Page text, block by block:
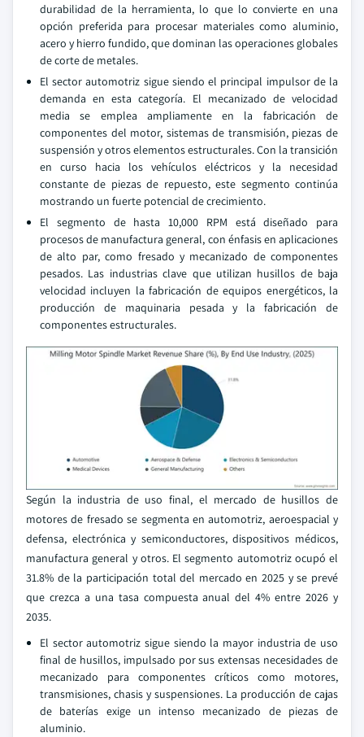
durabilidad de la herramienta, lo que lo convierte en una
opción preferida para procesar materiales como aluminio,
acero y hierro fundido, que dominan las operaciones globales
de corte de metales.
El sector automotriz sigue siendo el principal impulsor de la
demanda en esta categoría. El mecanizado de velocidad
media se emplea ampliamente en la fabricación de
componentes del motor, sistemas de transmisión, piezas de
suspensión y otros elementos estructurales. Con la transición
en curso hacia los vehículos eléctricos y la necesidad
constante de piezas de repuesto, este segmento continúa
mostrando un fuerte potencial de crecimiento.
El segmento de hasta 10,000 RPM está diseñado para
procesos de manufactura general, con énfasis en aplicaciones
de alto par, como fresado y mecanizado de componentes
pesados. Las industrias clave que utilizan husillos de baja
velocidad incluyen la fabricación de equipos energéticos, la
producción de maquinaria pesada y la fabricación de
componentes estructurales.
Según la industria de uso final, el mercado de husillos de
motores de fresado se segmenta en automotriz, aeroespacial y
defensa, electrónica y semiconductores, dispositivos médicos,
manufactura general y otros. El segmento automotriz ocupó el
31.8% de la participación total del mercado en 2025 y se prevé
que crezca a una tasa compuesta anual del 4% entre 2026 y
2035.
El sector automotriz sigue siendo la mayor industria de uso
final de husillos, impulsado por sus extensas necesidades de
mecanizado para componentes críticos como motores,
transmisiones, chasis y suspensiones. La producción de cajas
de baterías exige un intenso mecanizado de piezas de
aluminio.